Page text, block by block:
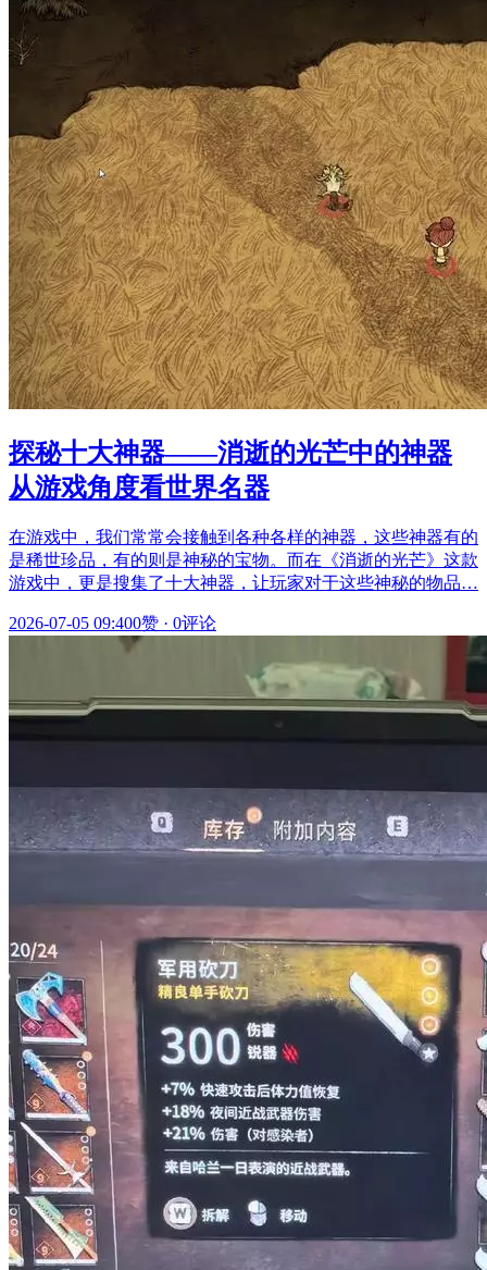
探秘十大神器——消逝的光芒中的神器
从游戏角度看世界名器
在游戏中，我们常常会接触到各种各样的神器，这些神器有的
是稀世珍品，有的则是神秘的宝物。而在《消逝的光芒》这款
游戏中，更是搜集了十大神器，让玩家对于这些神秘的物品…
2026-07-05 09:400赞 · 0评论